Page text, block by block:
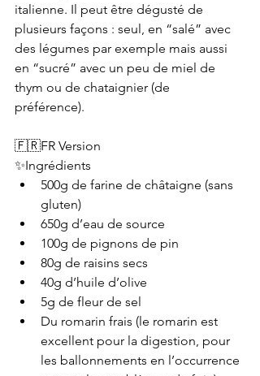
italienne. Il peut être dégusté de
plusieurs façons : seul, en “salé” avec
des légumes par exemple mais aussi
en “sucré” avec un peu de miel de
thym ou de chataignier (de
préférence).
🇫🇷FR Version
✨Ingrédients
500g de farine de châtaigne (sans
gluten)
650g d’eau de source
100g de pignons de pin
80g de raisins secs
40g d’huile d’olive
5g de fleur de sel
Du romarin frais (le romarin est
excellent pour la digestion, pour
les ballonnements en l’occurrence